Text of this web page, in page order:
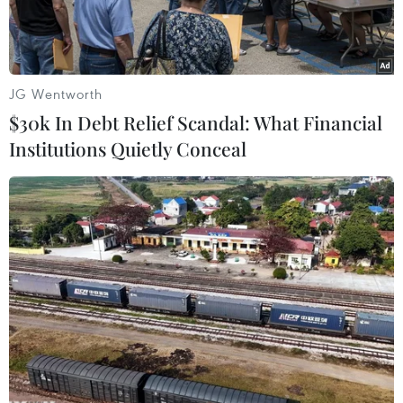
Nhân viên y tế chăm sóc bệnh nhân mắc COVID-19 tại một
bệnh viện ở Daegu, Hàn Quốc ngày 18/3/2020. (Ảnh:
THX/TTXVN)
Theo Yonhap, các nhà nghiên cứu Hàn Quốc đã
tiến hành nghiên cứu lâm sàng về việc điều trị
dự phòng virus SARS-CoV-2 bằng
JG Wentworth
$30k In Debt Relief Scandal: What Financial
Institutions Quietly Conceal